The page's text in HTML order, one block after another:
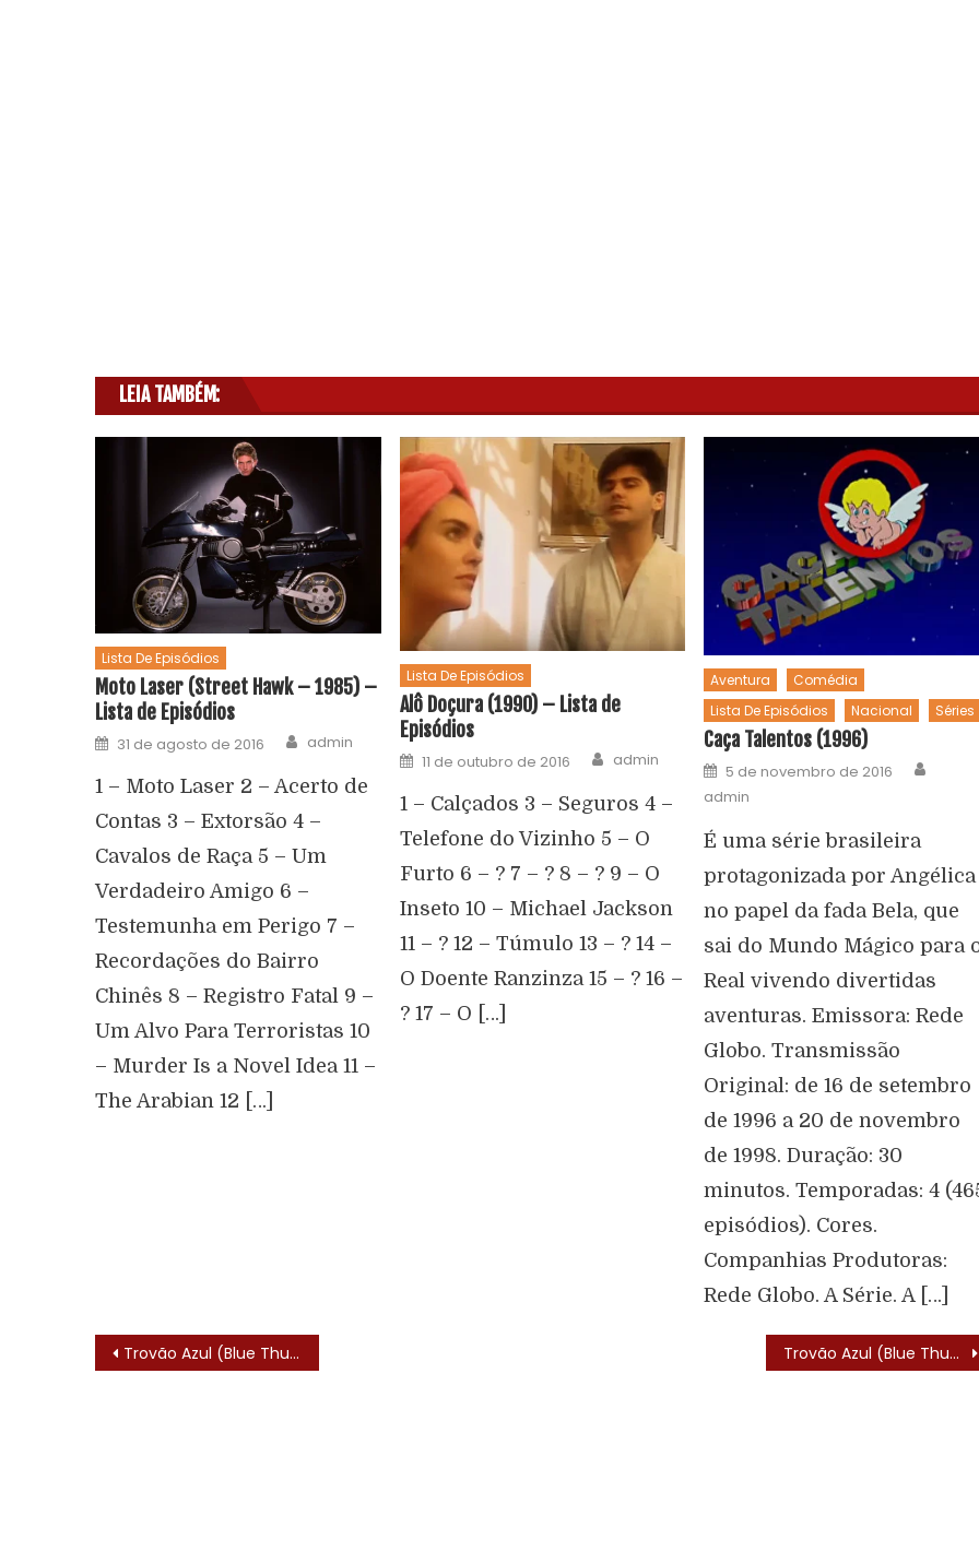
LEIA TAMBÉM:
Lista De Episódios
Moto Laser (Street Hawk – 1985) –
Lista de Episódios
31 de agosto de 2016 admin
1 – Moto Laser 2 – Acerto de
Contas 3 – Extorsão 4 –
Cavalos de Raça 5 – Um
Verdadeiro Amigo 6 –
Testemunha em Perigo 7 –
Recordações do Bairro
Chinês 8 – Registro Fatal 9 –
Um Alvo Para Terroristas 10
– Murder Is a Novel Idea 11 –
The Arabian 12 […]
Lista De Episódios
Alô Doçura (1990) – Lista de
Episódios
11 de outubro de 2016 admin
1 – Calçados 3 – Seguros 4 –
Telefone do Vizinho 5 – O
Furto 6 – ? 7 – ? 8 – ? 9 – O
Inseto 10 – Michael Jackson
11 – ? 12 – Túmulo 13 – ? 14 –
O Doente Ranzinza 15 – ? 16 –
? 17 – O […]
Aventura
Comédia
Lista De Episódios
Nacional Séries
Caça Talentos (1996)
5 de novembro de 2016
admin
É uma série brasileira
protagonizada por Angélica
no papel da fada Bela, que
sai do Mundo Mágico para
Real vivendo divertidas
aventuras. Emissora: Rede
Globo. Transmissão
Original: de 16 de setembro
de 1996 a 20 de novembro
de 1998. Duração: 30
minutos. Temporadas: 4
episódios). Cores.
Companhias Produtoras:
Rede Globo. A Série. A […]
Trovão Azul (Blue Thunder – 1984) Trovão Azul (Blue Thunder – 1984) – Elenco